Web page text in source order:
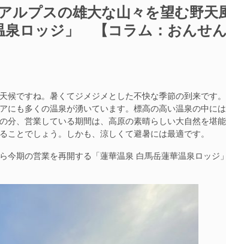
プスの雄大な山々を望む野天
泉ロッジ」 【コラム：おんせ
ですね。暑くてジメジメとした不快な季節の到来です
にも多くの温泉が湧いています。標高の高い温泉の中に
分、営業している期間は、高原の素晴らしい大自然を堪
とでしょう。しかも、涼しくて避暑には最適です。
期の営業を再開する「蓮華温泉 白馬岳蓮華温泉ロッジ